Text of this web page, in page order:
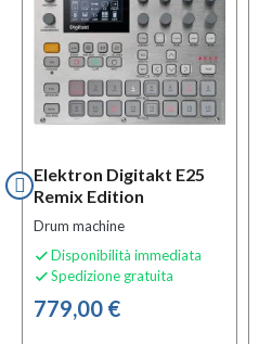
Elektron Digitakt E25
Remix Edition
Drum machine
 Disponibilità immediata
 Spedizione gratuita
779,00 €